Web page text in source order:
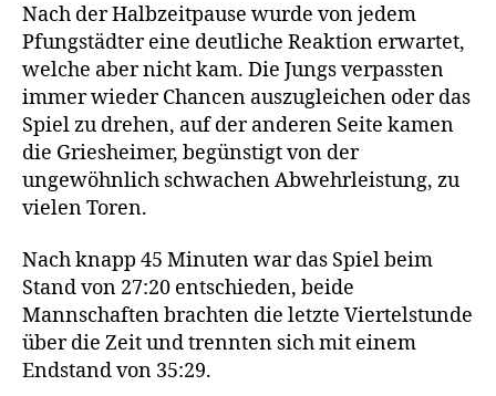
Nach der Halbzeitpause wurde von jedem
Pfungstädter eine deutliche Reaktion erwartet,
welche aber nicht kam. Die Jungs verpassten
immer wieder Chancen auszugleichen oder das
Spiel zu drehen, auf der anderen Seite kamen
die Griesheimer, begünstigt von der
ungewöhnlich schwachen Abwehrleistung, zu
vielen Toren.
Nach knapp 45 Minuten war das Spiel beim
Stand von 27:20 entschieden, beide
Mannschaften brachten die letzte Viertelstunde
über die Zeit und trennten sich mit einem
Endstand von 35:29.